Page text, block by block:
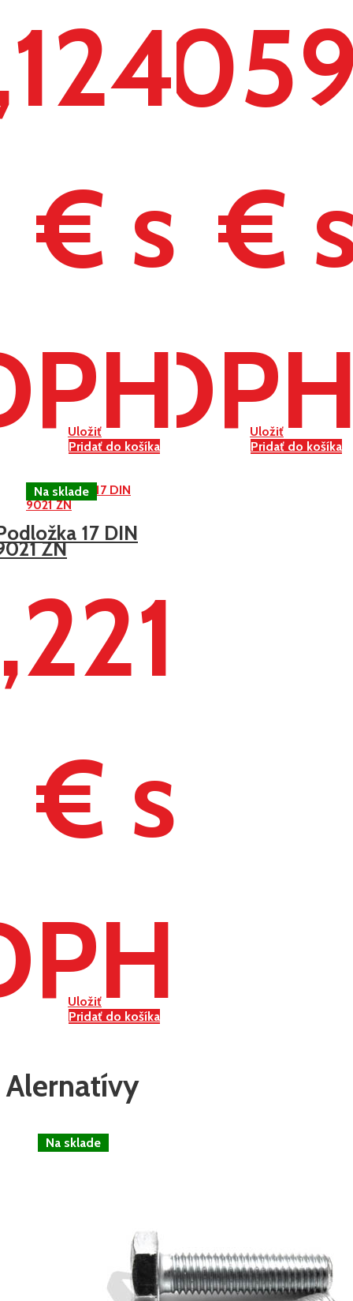
Uložiť
Pridať do košíka
€ s
Uložiť
Pridať do košíka
€
Uložiť
Pridať do košíka
17 DIN
ZN
€ s
Alernatívy